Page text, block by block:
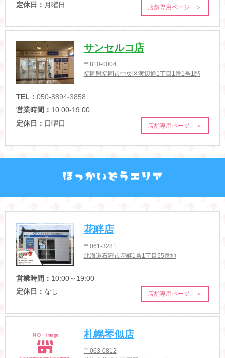
定休日： 月曜日 店舗専用ページ ＞
サンセルコ店
〒810-0004
福岡県福岡市中央区渡辺通1丁目1番1号1階
TEL： 050-8894-3858
営業時間： 10:00-19:00
定休日： 日曜日 店舗専用ページ ＞
花畔店
〒061-3281
北海道石狩市花畔1条1丁目55番地
営業時間： 10:00～19:00
定休日： なし 店舗専用ページ ＞
札幌琴似店
〒063-0812